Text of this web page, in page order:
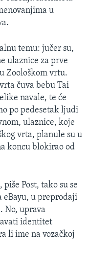
u
temu: jučer su,
ulaznice za prve
Zoološkom vrtu.
čuva bebu Tai
navale, te će
po pedesetak ljudi
ulaznice, koje
vrta, planule su u
koncu blokirao od
Post, tako su se
eBayu, u preprodaji
No, uprava
identitet
li ime na vozačkoj